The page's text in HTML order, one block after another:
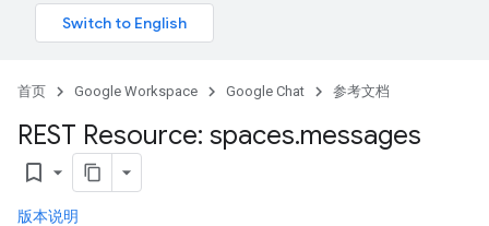
首页 Google Workspace Google Chat 参考文档
REST Resource: spaces.messages
bookmark_border
版本说明